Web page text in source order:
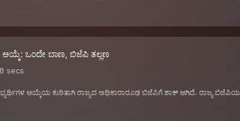
ಆಯ್ಕೆ: ಒಂದೇ ಬಾಣ, ಬಿಜೆಪಿ ತಲ್ಲಣ
secs
ಆಯ್ಕೆಯ ಕುರಿತಾಗಿ ರಾಜ್ಯದ ಅಧಿಕಾರಾರೂಢ ಬಿಜೆಪಿಗೆ ಶಾಕ್ ಆಗಿದೆ. ರಾಜ್ಯ